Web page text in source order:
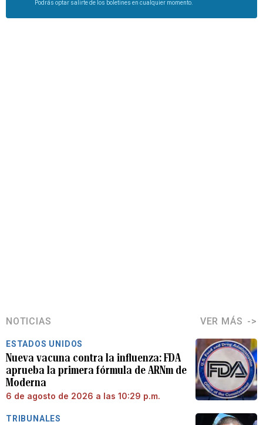
Podrás optar salirte de los boletines en cualquier momento.
NOTICIAS VER MÁS
ESTADOS UNIDOS
Nueva vacuna contra la influenza: FDA
aprueba la primera fórmula de ARNm de
Moderna
6 de agosto de 2026 a las 10:29 p.m.
TRIBUNALES